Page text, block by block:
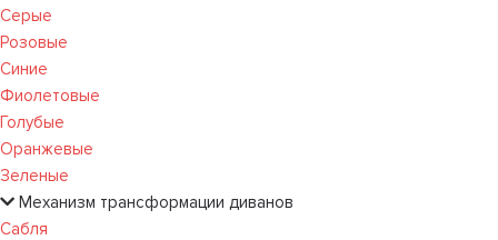
Серые
Розовые
Синие
Фиолетовые
Голубые
Оранжевые
Зеленые
Механизм трансформации диванов
Сабля